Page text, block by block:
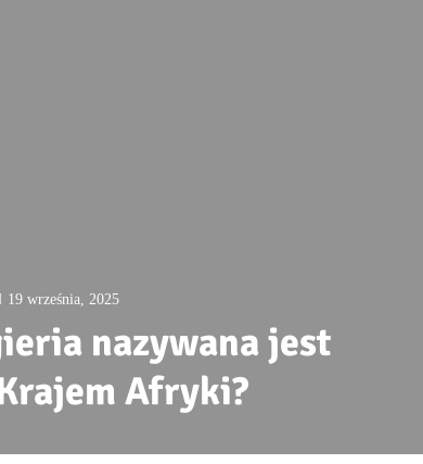
19 września, 2025
nazywana jest
Afryki?